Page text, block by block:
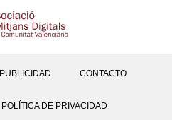
PUBLICIDAD CONTACTO
POLÍTICA DE PRIVACIDAD